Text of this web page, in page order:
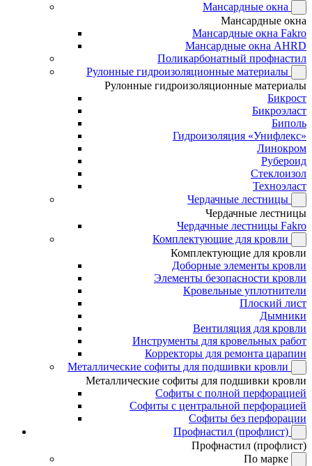
Мансардные окна
Мансардные окна
Мансардные окна Fakro
Мансардные окна AHRD
Поликарбонатный профнастил
Рулонные гидроизоляционные материалы
Рулонные гидроизоляционные материалы
Бикрост
Бикроэласт
Биполь
Гидроизоляция «Унифлекс»
Линокром
Рубероид
Стеклоизол
Техноэласт
Чердачные лестницы
Чердачные лестницы
Чердачные лестницы Fakro
Комплектующие для кровли
Комплектующие для кровли
Доборные элементы кровли
Элементы безопасности кровли
Кровельные уплотнители
Плоский лист
Дымники
Вентиляция для кровли
Инструменты для кровельных работ
Корректоры для ремонта царапин
Металлические софиты для подшивки кровли
Металлические софиты для подшивки кровли
Софиты с полной перфорацией
Софиты с центральной перфорацией
Софиты без перфорации
Профнастил (профлист)
Профнастил (профлист)
По марке